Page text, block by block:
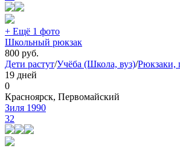
+ Ещё 1 фото
Школьный рюкзак
800 руб.
Дети растут/Учёба (Школа, вуз)/Рюкзаки,
19 дней
0
Красноярск, Первомайский
Зиля 1990
32